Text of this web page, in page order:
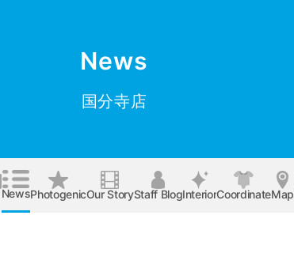
News
国分寺店
NewsPhotogenicOur StoryStaff BlogInteriorCoordinateMap